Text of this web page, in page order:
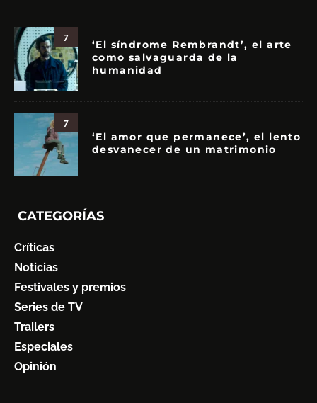
7
‘El síndrome Rembrandt’, el arte
como salvaguarda de la
humanidad
7
‘El amor que permanece’, el lento
desvanecer de un matrimonio
CATEGORÍAS
Críticas
Noticias
Festivales y premios
Series de TV
Trailers
Especiales
Opinión